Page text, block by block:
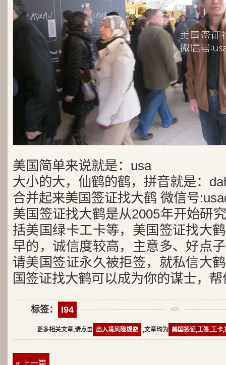
美国简单来说就是：usa
大小的大，仙鹤的鹤，拼音就是：
合并起来美国签证找大鹤 微信号
美国签证找大鹤是从2005年开始研
括美国绿卡工卡等，美国签证找大
早的，诚信度较高，主意多、好点
请美国签证永久被拒签，就私信大
国签证找大鹤可以成为你的谋士，
标签： I94
更多相关文章,请点击 出入境风险规避 ,文章均为 美国签证,工签,工卡
« 上一篇